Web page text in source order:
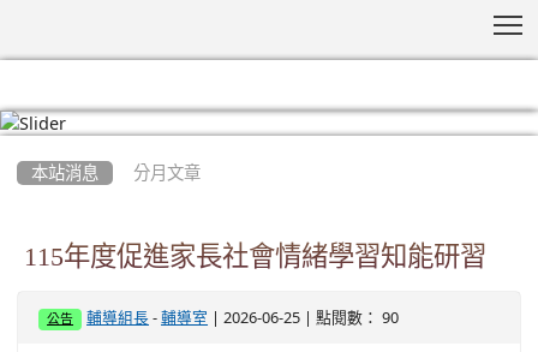
本站消息 分月文章
115年度促進家長社會情緒學習知能研習
公告 輔導組長 -輔導室 | 2026-06-25 | 點閱數： 90